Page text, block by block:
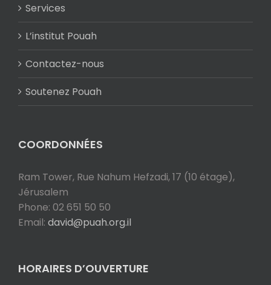
Services
L’institut Pouah
Contactez-nous
Soutenez Pouah
COORDONNÉES
Ram Tower, Rue Nahum Hefzadi, 17 (10 étage),
Jérusalem
Phone: 02 651 50 50
Email: david@puah.org.il
HORAIRES D’OUVERTURE